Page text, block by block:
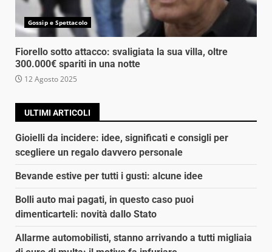
Gossip e Spettacolo
Fiorello sotto attacco: svaligiata la sua villa, oltre
300.000€ spariti in una notte
12 Agosto 2025
ULTIMI ARTICOLI
Gioielli da incidere: idee, significati e consigli per
scegliere un regalo davvero personale
Bevande estive per tutti i gusti: alcune idee
Bolli auto mai pagati, in questo caso puoi
dimenticarteli: novità dallo Stato
Allarme automobilisti, stanno arrivando a tutti migliaia